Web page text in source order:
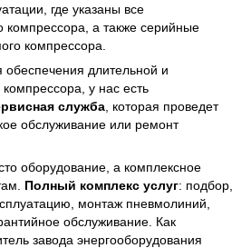
где указаны все
компрессора, а также серийные
компрессора.
длительной и
у нас есть
служба , которая проведет
обслуживание или ремонт
оборудование, а комплексное
Полный комплекс услуг: подбор,
монтаж пневмолиний,
обслуживание. Как
завода энергооборудования